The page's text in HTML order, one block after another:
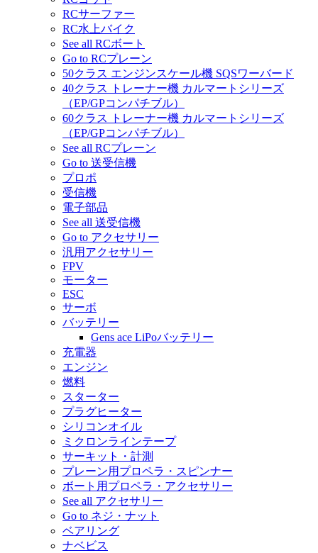
RCサーファー
RC水上バイク
See all RCボート
Go to RCプレーン
50クラス エンジンスケール機 SQSワーバード
40クラス トレーナー機 カルマートシリーズ
（EP/GPコンパチブル）
60クラス トレーナー機 カルマートシリーズ
（EP/GPコンパチブル）
See all RCプレーン
Go to 送受信機
プロポ
受信機
電子部品
See all 送受信機
Go to アクセサリー
汎用アクセサリー
FPV
モーター
ESC
サーボ
バッテリー
Gens ace LiPoバッテリー
充電器
エンジン
燃料
スターター
プラグヒーター
シリコンオイル
ミクロンラインテープ
サーキット・計測
プレーン用プロペラ・スピンナー
ボート用プロペラ・アクセサリー
See all アクセサリー
Go to ネジ・ナット
ベアリング
ナベビス